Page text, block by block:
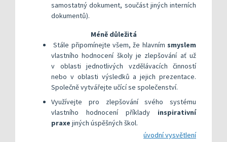
samostatný dokument, součást jiných interních
dokumentů).
Méně důležitá
Stále připomínejte všem, že hlavním smyslem
vlastního hodnocení školy je zlepšování ať už
v oblasti jednotlivých vzdělávacích činností
nebo v oblasti výsledků a jejich prezentace.
Společně vytvářejte učící se společenství.
Využívejte pro zlepšování svého systému
vlastního hodnocení příklady inspirativní
praxe jiných úspěšných škol.
úvodní vysvětlení